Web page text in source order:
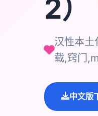
2）
汉性本土
载,窍门
中文版